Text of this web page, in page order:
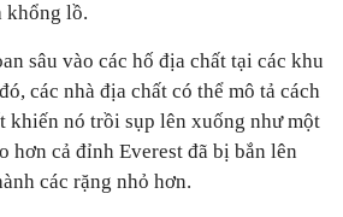
khổng lồ.
sâu vào các hố địa chất tại các khu
các nhà địa chất có thể mô tả cách
khiến nó trồi sụp lên xuống như một
hơn cả đỉnh Everest đã bị bắn lên
các rặng nhỏ hơn.